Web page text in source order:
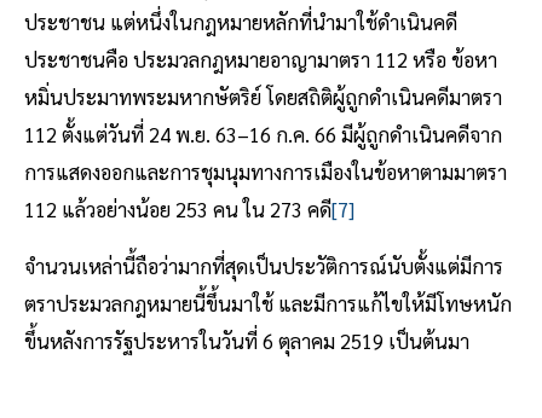
ประชาชน แต่หนึ่งในกฎหมายหลักที่นำมาใช้ดำเนินคดี
ประชาชนคือ ประมวลกฎหมายอาญามาตรา 112 หรือ ข้อหา
หมิ่นประมาทพระมหากษัตริย์ โดยสถิติผู้ถูกดำเนินคดีมาตรา
112 ตั้งแต่วันที่ 24 พ.ย. 63–16 ก.ค. 66 มีผู้ถูกดำเนินคดีจาก
การแสดงออกและการชุมนุมทางการเมืองในข้อหาตามมาตรา
112 แล้วอย่างน้อย 253 คน ใน 273 คดี[7]
จำนวนเหล่านี้ถือว่ามากที่สุดเป็นประวัติการณ์นับตั้งแต่มีการ
ตราประมวลกฎหมายนี้ขึ้นมาใช้ และมีการแก้ไขให้มีโทษหนัก
ขึ้นหลังการรัฐประหารในวันที่ 6 ตุลาคม 2519 เป็นต้นมา